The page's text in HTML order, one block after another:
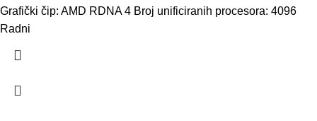
Grafički čip: AMD RDNA 4 Broj unificiranih procesora: 4096
Radni